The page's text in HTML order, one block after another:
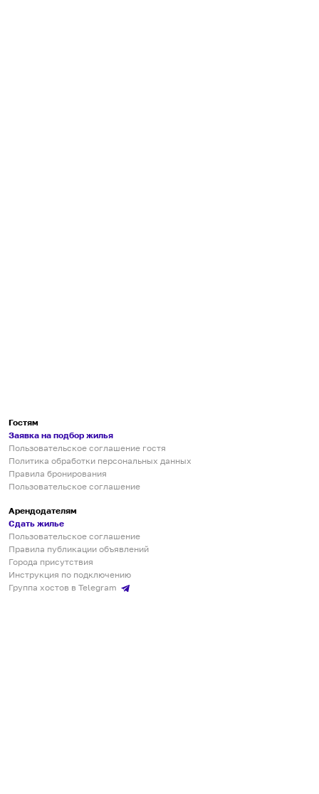
Гостям
Заявка на подбор жилья
Пользовательское соглашение гостя
Политика обработки персональных данных
Правила бронирования
Пользовательское соглашение
Арендодателям
Сдать жилье
Пользовательское соглашение
Правила публикации объявлений
Города присутствия
Инструкция по подключению
Группа хостов в Telegram